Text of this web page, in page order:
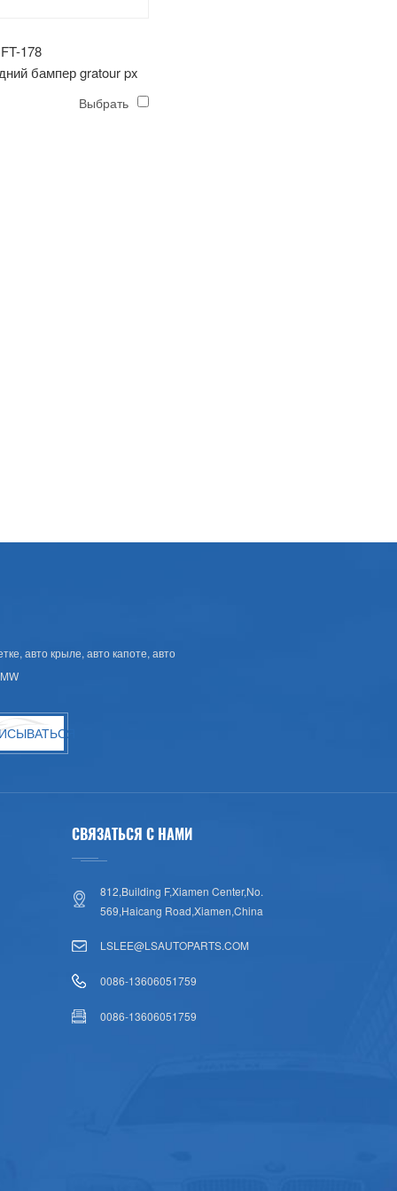
178
бампер gratour px
Выбрать
авто крыле, авто капоте, авто
СВЯЗАТЬСЯ С НАМИ
812,Building F,Xiamen Center,No.
569,Haicang Road,Xiamen,China
LSLEE@LSAUTOPARTS.COM
0086-13606051759
0086-13606051759